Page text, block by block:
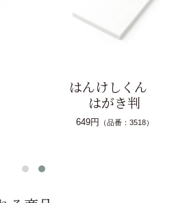
はんけしくん
はがき判
649円 （品番：3518）